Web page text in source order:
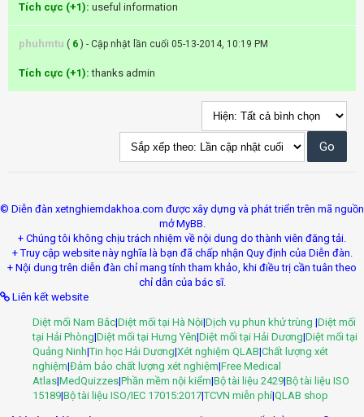
Tích cực (+1): useful information
phuhmtu ( 6 ) - Cập nhật lần cuối 05-13-2014, 10:19 PM
Tích cực (+1): thanks admin
© Diễn đàn xetnghiemdakhoa.com được xây dựng và phát triển trên mã nguồn
mở MyBB.
+ Chúng tôi không chịu trách nhiệm về nội dung do thành viên đăng tải.
+ Truy cập website này nghĩa là bạn đã chấp nhận Quy định của Diễn đàn.
+ Nội dung trên diễn đàn chỉ mang tính tham khảo, khi điều trị cần tuân theo
chỉ dẫn của bác sĩ.
Liên kết website
Diệt mối Nam Bắc|Diệt mối tại Hà Nội|Dịch vụ phun khử trùng |Diệt mối
tại Hải Phòng|Diệt mối tại Hưng Yên|Diệt mối tại Hải Dương|Diệt mối tại
Quảng Ninh|Tin học Hải Dương|Xét nghiệm QLAB|Chất lượng xét
nghiệm|Đảm bảo chất lượng xét nghiệm|Free Medical
Atlas|MedQuizzes|Phần mềm nội kiểm|Bộ tài liệu 2429|Bộ tài liệu ISO
15189|Bộ tài liệu ISO/IEC 17015:2017|TCVN miễn phí|QLAB shop